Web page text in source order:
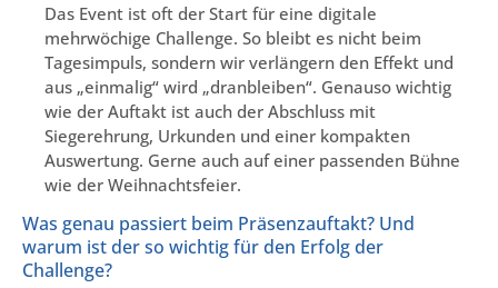
Das Event ist oft der Start für eine digitale
mehrwöchige Challenge. So bleibt es nicht beim
Tagesimpuls, sondern wir verlängern den Effekt und
aus „einmalig“ wird „dranbleiben“. Genauso wichtig
wie der Auftakt ist auch der Abschluss mit
Siegerehrung, Urkunden und einer kompakten
Auswertung. Gerne auch auf einer passenden Bühne
wie der Weihnachtsfeier.
Was genau passiert beim Präsenzauftakt? Und
warum ist der so wichtig für den Erfolg der
Challenge?